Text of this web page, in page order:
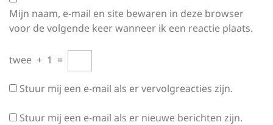
Mijn naam, e-mail en site bewaren in deze browser
voor de volgende keer wanneer ik een reactie plaats.
twee + 1 =
Stuur mij een e-mail als er vervolgreacties zijn.
Stuur mij een e-mail als er nieuwe berichten zijn.